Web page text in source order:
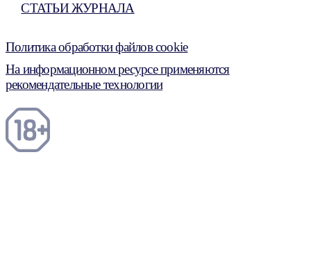
СТАТЬИ ЖУРНАЛА
Политика обработки файлов cookie
На информационном ресурсе применяются
рекомендательные технологии